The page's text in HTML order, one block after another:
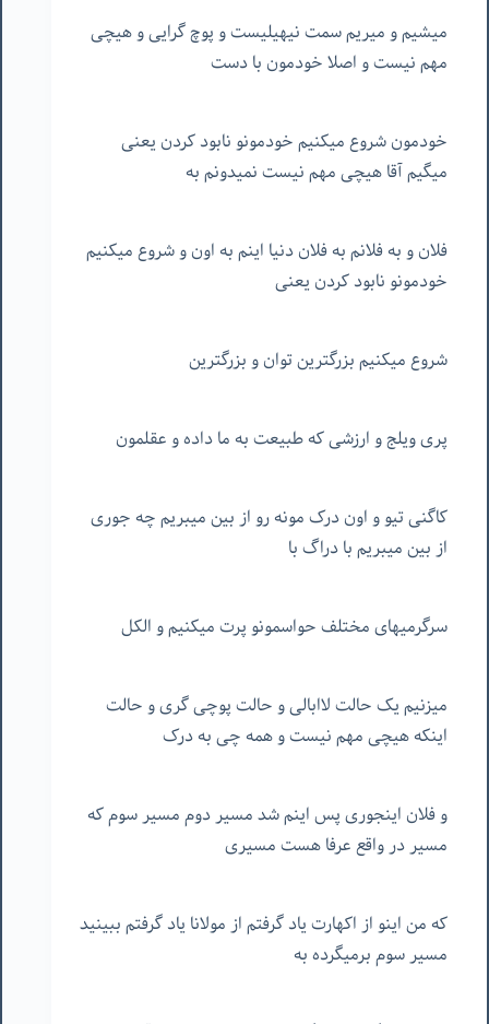
میشیم و میریم سمت نیهیلیست و پوچ گرایی و هیچی
مهم نیست و اصلا خودمون با دست
خودمون شروع میکنیم خودمونو نابود کردن یعنی
میگیم آقا هیچی مهم نیست نمیدونم به
فلان و به فلانم به فلان دنیا اینم به اون و شروع میکنیم
خودمونو نابود کردن یعنی
شروع میکنیم بزرگترین توان و بزرگترین
پری ویلج و ارزشی که طبیعت به ما داده و عقلمون
کاگنی تیو و اون درک مونه رو از بین میبریم چه جوری
از بین میبریم با دراگ با
سرگرمیهای مختلف حواسمونو پرت میکنیم و الکل
میزنیم یک حالت لاابالی و حالت پوچی گری و حالت
اینکه هیچی مهم نیست و همه چی به درک
و فلان اینجوری پس اینم شد مسیر دوم مسیر سوم که
مسیر در واقع عرفا هست مسیری
که من اینو از اکهارت یاد گرفتم از مولانا یاد گرفتم ببینید
مسیر سوم برمیگرده به